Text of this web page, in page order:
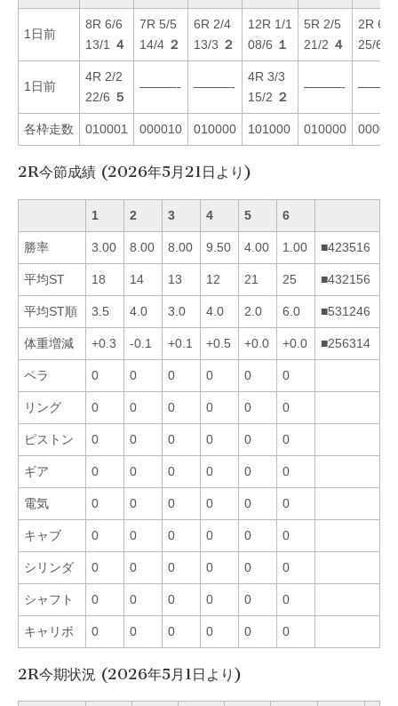
1日前
8R 6/6
13/1
４
7R 5/5
14/4 ２
6R 2/4
13/3 ２
12R 1/1
08/6 １
5R 2/5
21/2 ４
2R 6/6
25/6
1日前
4R 2/2
22/6 ５
———- ———-
4R 3/3
15/2 ２
———-
各枠走数 010001 000010 010000 101000 010000
2R今節成績 (2026年5月21日より)
1 2 3 4 5 6
勝率 3.00 8.00 8.00 9.50 4.00 1.00 ■423516
平均ST 18 14 13 12 21 25 ■432156
平均ST順 3.5 4.0 3.0 4.0 2.0 6.0 ■531246
体重増減 +0.3 -0.1 +0.1 +0.5 +0.0 +0.0 ■256314
ペラ 0 0 0 0 0 0
リング 0 0 0 0 0 0
ピストン 0 0 0 0 0 0
ギア 0 0 0 0 0 0
電気 0 0 0 0 0 0
キャブ 0 0 0 0 0 0
シリンダ 0 0 0 0 0 0
シャフト 0 0 0 0 0 0
キャリボ 0 0 0 0 0 0
2R今期状況 (2026年5月1日より)